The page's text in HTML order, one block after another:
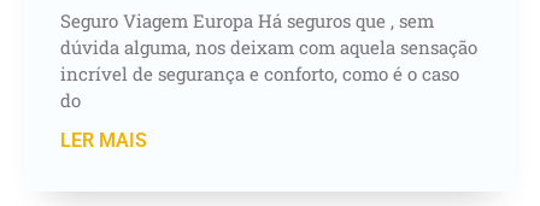
Seguro Viagem Europa Há seguros que , sem
dúvida alguma, nos deixam com aquela sensação
incrível de segurança e conforto, como é o caso
do
LER MAIS